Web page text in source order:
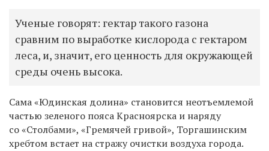
Ученые говорят: гектар такого газона
сравним по выработке кислорода с гектаром
леса, и, значит, его ценность для окружающей
среды очень высока.
Сама «Юдинская долина» становится неотъемлемой
частью зеленого пояса Красноярска и наряду
со «Столбами», «Гремячей гривой», Торгашинским
хребтом встает на стражу очистки воздуха города.